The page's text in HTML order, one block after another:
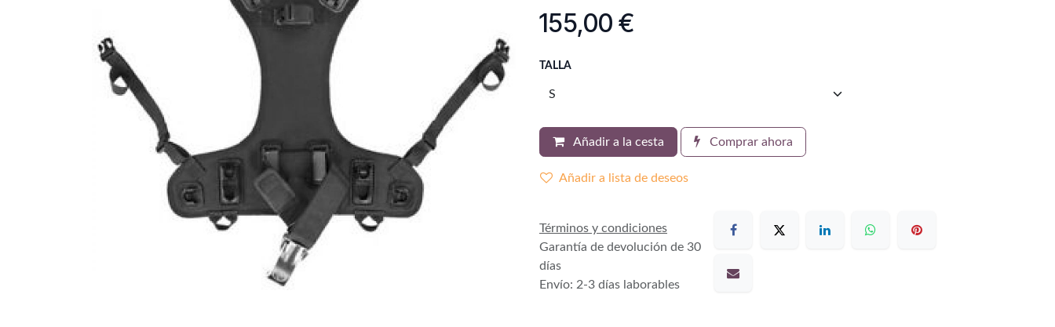
155,00 €
TALLA
Añadir a la cesta Comprar ahora
Añadir a lista de deseos
Términos y condiciones
Garantía de devolución de 30
días
Envío: 2-3 días laborables